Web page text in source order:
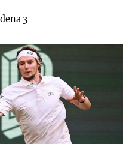
3